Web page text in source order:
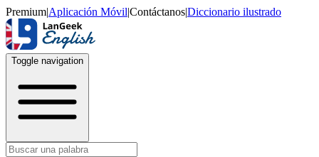
Premium|Aplicación Móvil|Contáctanos|Diccionario ilustrado
Toggle navigation